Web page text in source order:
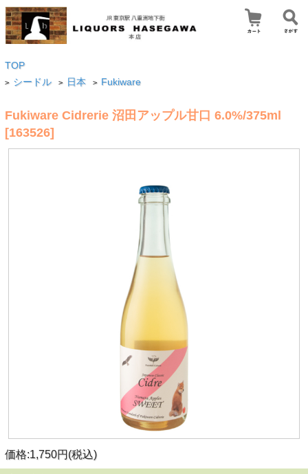
TOP
> シードル > 日本 > Fukiware
Fukiware Cidrerie 沼田アップル甘口 6.0%/375ml
[163526]
価格:1,750円(税込)